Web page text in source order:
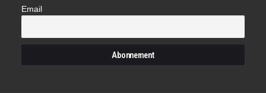
Email